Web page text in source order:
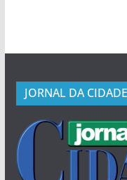
JORNAL DA CIDADE